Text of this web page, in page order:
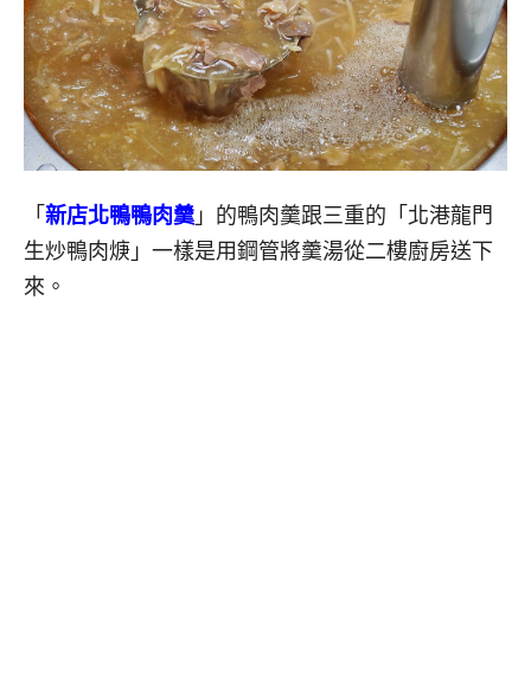
「 新店北鴨鴨肉羹 」的鴨肉羹跟三重的「北港龍門
生炒鴨肉焿」一樣是用鋼管將羹湯從二樓廚房送下
來。